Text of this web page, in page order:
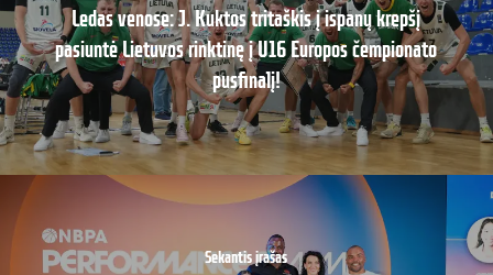
Ledas venose: J. Kuktos tritaškis į ispanų krepšį
pasiuntė Lietuvos rinktinę į U16 Europos čempionato
pusfinalį!
Sekantis įrašas